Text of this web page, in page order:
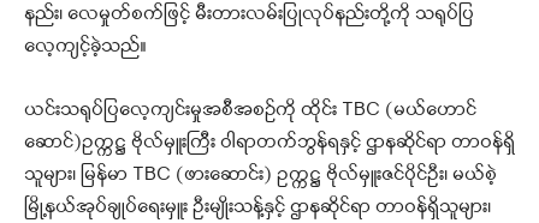
နည်း၊ လေမှုတ်စက်ဖြင့် မီးတားလမ်းပြုလုပ်နည်းတို့ကို သရုပ်ပြ
လေ့ကျင့်ခဲ့သည်။
ယင်းသရုပ်ပြလေ့ကျင်းမှုအစီအစဉ်ကို ထိုင်း TBC (မယ်ဟောင်
ဆောင်)ဥက္ကဋ္ဌ ဗိုလ်မှူးကြီး ဝါရာတက်ဘွန်ရနှင့် ဌာနဆိုင်ရာ တာဝန်ရှိ
သူများ၊ မြန်မာ TBC (ဖားဆောင်း) ဥက္ကဋ္ဌ ဗိုလ်မှူးဇင်ပိုင်ဦး၊ မယ်စဲ့
မြို့နယ်အုပ်ချုပ်ရေးမှူး ဦးမျိုးသန့်နှင့် ဌာနဆိုင်ရာ တာဝန်ရှိသူများ၊